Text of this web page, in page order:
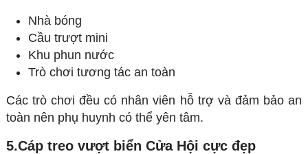
Nhà bóng
Cầu trượt mini
Khu phun nước
Trò chơi tương tác an toàn
Các trò chơi đều có nhân viên hỗ trợ và đảm bảo an
toàn nên phụ huynh có thể yên tâm.
5.Cáp treo vượt biển Cửa Hội cực đẹp